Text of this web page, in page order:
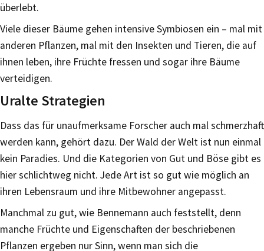
überlebt.
Viele dieser Bäume gehen intensive Symbiosen ein – mal mit
anderen Pflanzen, mal mit den Insekten und Tieren, die auf
ihnen leben, ihre Früchte fressen und sogar ihre Bäume
verteidigen.
Uralte Strategien
Dass das für unaufmerksame Forscher auch mal schmerzhaft
werden kann, gehört dazu. Der Wald der Welt ist nun einmal
kein Paradies. Und die Kategorien von Gut und Böse gibt es
hier schlichtweg nicht. Jede Art ist so gut wie möglich an
ihren Lebensraum und ihre Mitbewohner angepasst.
Manchmal zu gut, wie Bennemann auch feststellt, denn
manche Früchte und Eigenschaften der beschriebenen
Pflanzen ergeben nur Sinn, wenn man sich die